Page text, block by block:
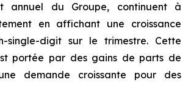
annuel du Groupe, continuent à
en affichant une croissance
single-digit sur le trimestre. Cette
portée par des gains de parts de
demande croissante pour des